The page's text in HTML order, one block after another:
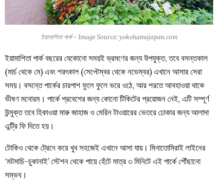
ইয়ামাশিতা পার্ক – Image Source: yokohamajapan.com
ইয়ামাশিতা পার্ক বছরের যেকোনো সময়ই ভ্রমণের জন্য উপযুক্ত, তবে বসন্তকাল
(মার্চ থেকে মে) এবং শরৎকাল (সেপ্টেম্বর থেকে নভেম্বর) এখানে আসার সেরা
সময়। বসন্তে পার্কের চারপাশ ফুলে ফুলে ভরে ওঠে, আর শরতে আবহাওয়া থাকে
ভীষণ মনোরম। পার্কে প্রবেশের জন্য কোনো টিকিটের প্রয়োজন নেই, এটি সম্পূর্ণ
উন্মুক্ত তবে হিকাওয়া মারু জাহাজ ও মেরিন টাওয়ারের ভেতরে ঢোকার জন্য আলাদা
এন্ট্রি ফি দিতে হয়।
টোকিও থেকে ট্রেনে করে খুব সহজেই এখানে আসা যায়। মিনাতোমিরাই লাইনের
‘মটমাচি-চুকানাই’ স্টেশন থেকে পায়ে হেঁটে মাত্র ৩ মিনিটে এই পার্কে পৌঁছানো
সম্ভব।